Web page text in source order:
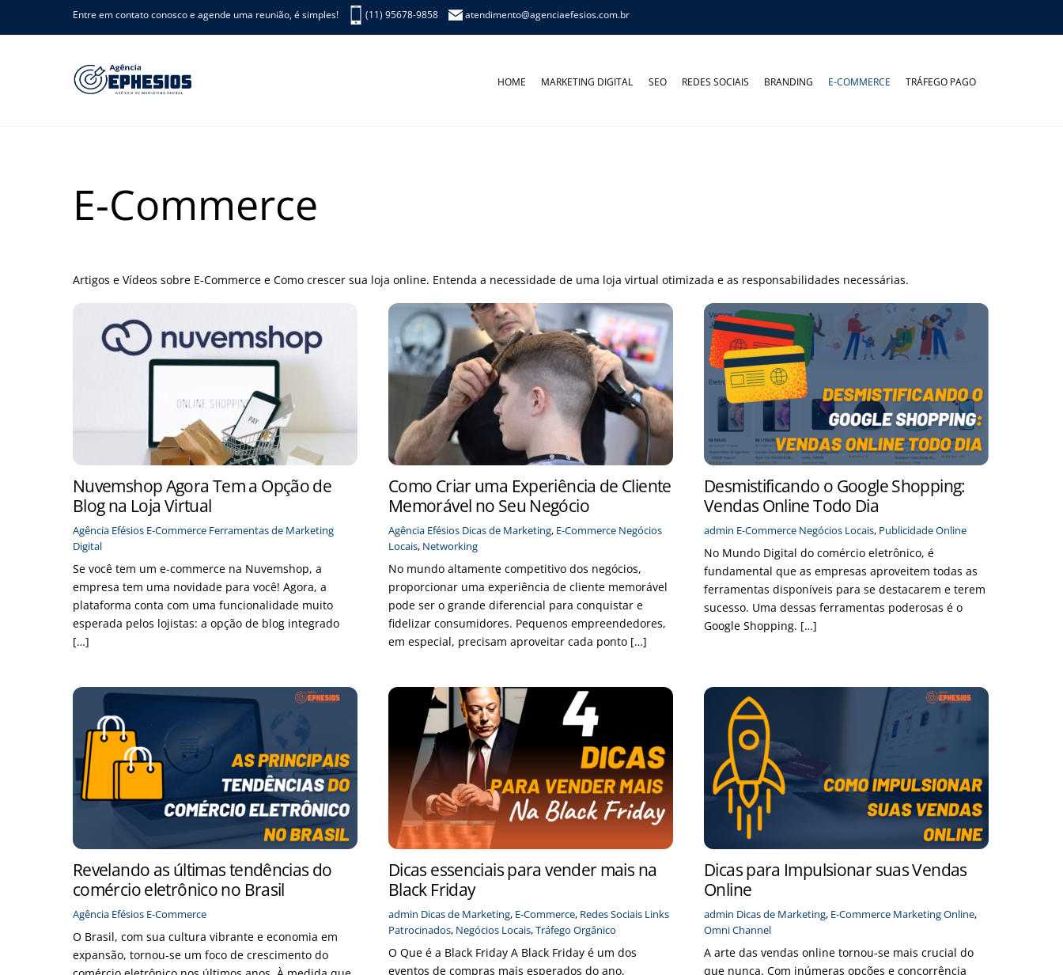
Entre em contato conosco e agende uma reunião, é simples! (11) 95678-9858 atendimento@agenciaefesios.com.br
HOME MARKETING DIGITAL SEO REDES SOCIAIS BRANDING E-COMMERCE TRÁFEGO PAGO
E-Commerce
Artigos e Vídeos sobre E-Commerce e Como crescer sua loja online. Entenda a necessidade de uma loja virtual otimizada e as responsabilidades necessárias.
Nuvemshop Agora Tem a Opção de
Blog na Loja Virtual
Agência Efésios E-Commerce Ferramentas de Marketing
Digital
Se você tem um e-commerce na Nuvemshop, a
empresa tem uma novidade para você! Agora, a
plataforma conta com uma funcionalidade muito
esperada pelos lojistas: a opção de blog integrado
[…]
Como Criar uma Experiência de Cliente
Memorável no Seu Negócio
Agência Efésios Dicas de Marketing, E-Commerce Negócios
Locais, Networking
No mundo altamente competitivo dos negócios,
proporcionar uma experiência de cliente memorável
pode ser o grande diferencial para conquistar e
fidelizar consumidores. Pequenos empreendedores,
em especial, precisam aproveitar cada ponto […]
Desmistificando o Google Shopping:
Vendas Online Todo Dia
admin E-Commerce Negócios Locais, Publicidade Online
No Mundo Digital do comércio eletrônico, é
fundamental que as empresas aproveitem todas as
ferramentas disponíveis para se destacarem e terem
sucesso. Uma dessas ferramentas poderosas é o
Google Shopping. […]
Revelando as últimas tendências do
comércio eletrônico no Brasil
Agência Efésios E-Commerce
O Brasil, com sua cultura vibrante e economia em
expansão, tornou-se um foco de crescimento do
Dicas essenciais para vender mais na
Black Friday
admin Dicas de Marketing, E-Commerce, Redes Sociais Links
Patrocinados, Negócios Locais,Tráfego Orgânico
O Que é a Black Friday A Black Friday é um dos
eventos de compras mais esperados do ano,
Dicas para Impulsionar suas Vendas
Online
admin Dicas de Marketing, E-Commerce Marketing Online,
Omni Channel
A arte das vendas online tornou-se mais crucial do
que nunca. Com inúmeras opções e concorrência